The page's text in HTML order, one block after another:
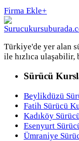
Firma Ekle+
Türkiye'de yer alan
ile hızlıca
Sürücü
Beylikdüzü
Fatih Sürücü
Kadıköy
Esenyurt
Ümraniye